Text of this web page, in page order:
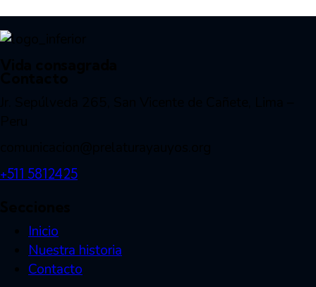
+511 5812425
Inicio
Nuestra historia
Contacto